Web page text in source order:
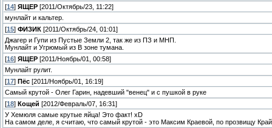
[14] ЯЩЕР [2011/Октябрь/23, 11:22]
мунлайт и кальтер.
[15] ФИЗИК [2011/Октябрь/24, 01:01]
Джагер и Гупи из Пустые Земли 2, так же из ПЗ и МНП.
Мунлайт и Угрюмый из В зоне тумана.
[16] ЯЩЕР [2011/Ноябрь/01, 00:58]
Мунлайт рулит.
[17] Пёс [2011/Ноябрь/01, 16:19]
Самый крутой - Олег Гарин, надевший "венец" и с пушкой в руке
[18] Кощей [2012/Февраль/07, 16:31]
У Хемюля самые крутые яйца! Это факт! xD
На самом деле, я считаю, что самый крутой - это Максим Краевой, по прозвищу